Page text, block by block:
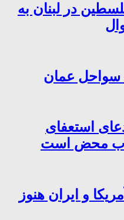
در لبنان به
سواحل عمان
استعفای
محض است
و ایران هنوز